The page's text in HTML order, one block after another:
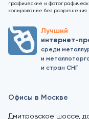
графические и
копирование без
Лучший
интернет-
среди
и
и стран СНГ
Офисы в Москве
Дмитровское шоссе,